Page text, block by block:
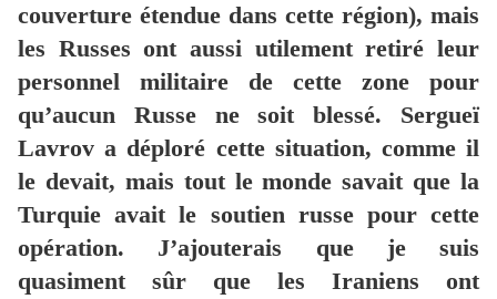
couverture étendue dans cette région), mais
les Russes ont aussi utilement retiré leur
personnel militaire de cette zone pour
qu’aucun Russe ne soit blessé. Sergueï
Lavrov a déploré cette situation, comme il
le devait, mais tout le monde savait que la
Turquie avait le soutien russe pour cette
opération. J’ajouterais que je suis
quasiment sûr que les Iraniens ont